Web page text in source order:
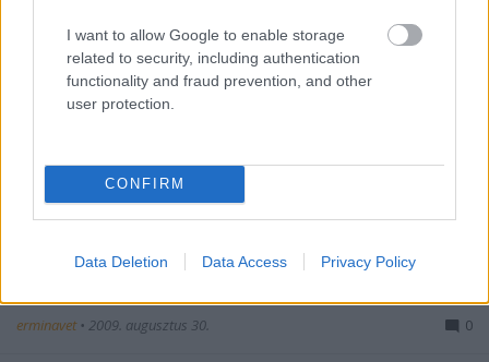
I want to allow Google to enable storage
related to security, including authentication
functionality and fraud prevention, and other
user protection.
CONFIRM
Data Deletion Data Access Privacy Policy
erminavet • 2009. augusztus 30. 0